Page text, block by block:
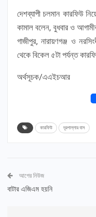
দেশব্যাপী চলমান কারফিউ
কামাল বলেন, বুধবার ও
গাজীপুর, নারায়ণগঞ্জ ও
থেকে বিকেল ৫টা পর্যন্ত
অর্থসূচক/এএইচআর
কারফিউ দূরপাল্লার বাস
আগের নিউজ
বাটার এজিএম হয়নি